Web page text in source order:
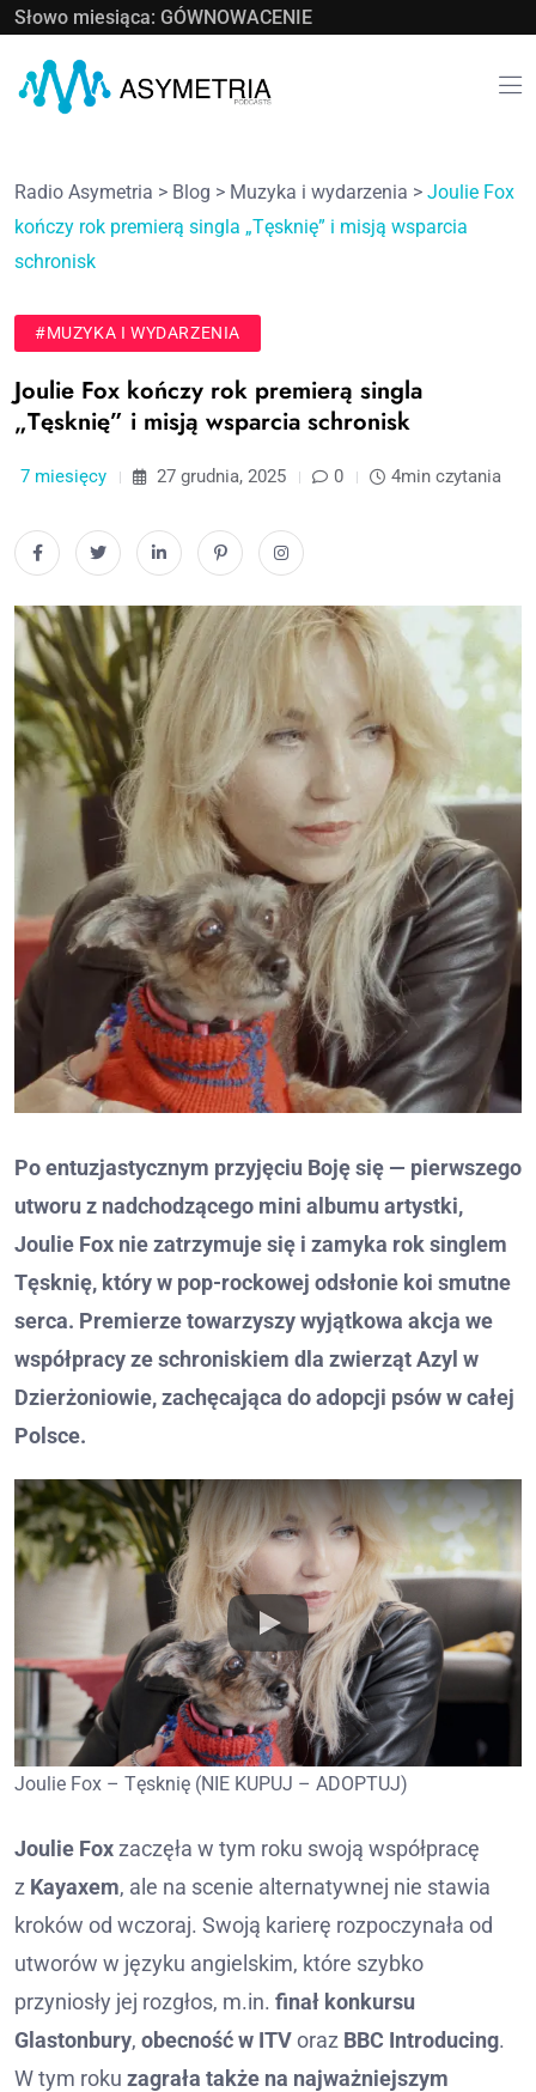
Słowo miesiąca: GÓWNOWACENIE
Radio Asymetria > Blog > Muzyka i wydarzenia > Joulie Fox
kończy rok premierą singla „Tęsknię” i misją wsparcia
schronisk
#MUZYKA I WYDARZENIA
Joulie Fox kończy rok premierą singla
„Tęsknię” i misją wsparcia schronisk
7 miesięcy 27 grudnia, 2025 0 4min czytania
Po entuzjastycznym przyjęciu Boję się — pierwszego
utworu z nadchodzącego mini albumu artystki,
Joulie Fox nie zatrzymuje się i zamyka rok singlem
Tęsknię, który w pop-rockowej odsłonie koi smutne
serca. Premierze towarzyszy wyjątkowa akcja we
współpracy ze schroniskiem dla zwierząt Azyl w
Dzierżoniowie, zachęcająca do adopcji psów w całej
Polsce.
Joulie Fox – Tęsknię (NIE KUPUJ – ADOPTUJ)
Joulie Fox zaczęła w tym roku swoją współpracę
z Kayaxem, ale na scenie alternatywnej nie stawia
kroków od wczoraj. Swoją karierę rozpoczynała od
utworów w języku angielskim, które szybko
przyniosły jej rozgłos, m.in. finał konkursu
Glastonbury, obecność w ITVoraz BBC Introducing.
W tym roku zagrała także na najważniejszym